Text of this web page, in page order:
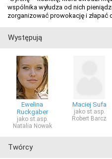
wspólnika wyłudza od nich
zorganizować prowokację i złapać
Występują
Ewelina
Ruckgaber
jako st.asp.
Natalia Nowak
Maciej Sufa
jako st.asp.
Robert Barcz
Twórcy